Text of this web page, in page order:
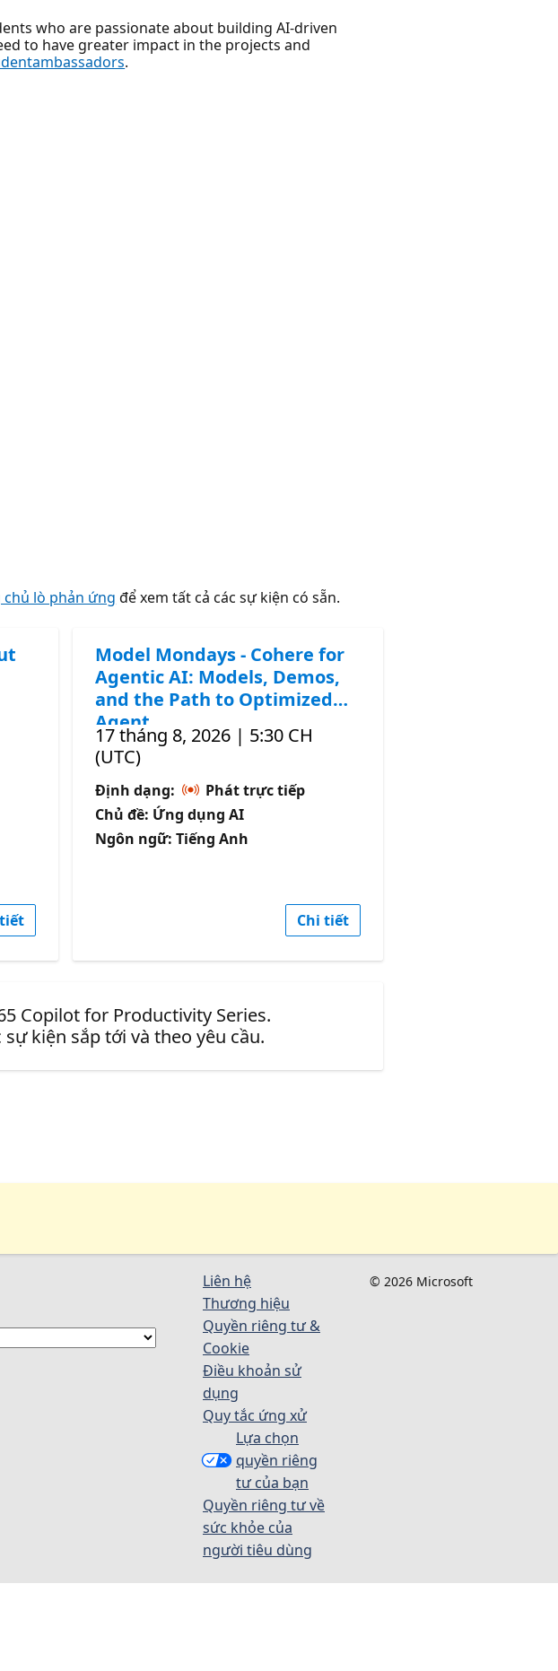
who are passionate about building AI-driven
to have greater impact in the projects and
.
chủ lò phản ứng để xem tất cả các sự kiện có sẵn.
Model Mondays - Cohere for
Agentic AI: Models, Demos,
and the Path to Optimized
Agent
17 tháng 8, 2026 | 5:30 CH
(UTC)
Định dạng:
Phát trực tiếp
Chủ đề: Ứng dụng AI
Ngôn ngữ: Tiếng Anh
Chi tiết
Copilot for Productivity Series.
kiện sắp tới và theo yêu cầu.
Liên hệ
Thương hiệu
Quyền riêng tư &
Cookie
Điều khoản sử
dụng
Quy tắc ứng xử
Lựa chọn
quyền riêng
tư của bạn
Quyền riêng tư về
sức khỏe của
người tiêu dùng
© 2026 Microsoft